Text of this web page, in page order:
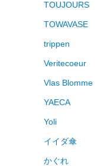
TOUJOURS
TOWAVASE
trippen
Veritecoeur
Vlas Blomme
YAECA
Yoli
イイダ傘
かぐれ